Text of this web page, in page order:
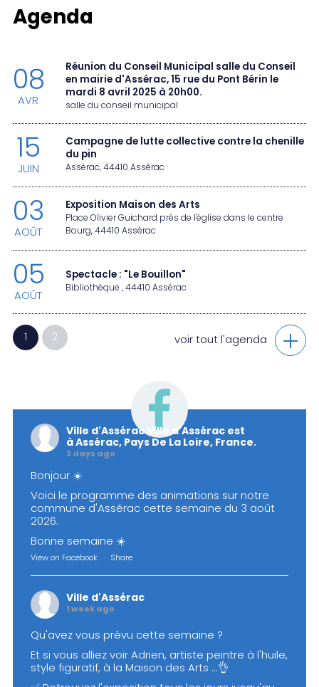
Agenda
08
AVR
Réunion du Conseil Municipal salle du Conseil
en mairie d'Assérac, 15 rue du Pont Bérin le
mardi 8 avril 2025 à 20h00.
salle du conseil municipal
15
JUIN
Campagne de lutte collective contre la chenille
du pin
Assérac, 44410 Assérac
03
AOÛT
Exposition Maison des Arts
Place Olivier Guichard près de l'église dans le centre
Bourg, 44410 Assérac
05
AOÛT
Spectacle : "Le Bouillon"
Bibliothèque , 44410 Assérac
1 2 voir tout l'agenda
Ville d'AsséracVille d'Assérac est
à Assérac, Pays De La Loire, France.
3 days ago
Bonjour ☀️
Voici le programme des animations sur notre
commune d'Assérac cette semaine du 3 août
2026.
Bonne semaine ☀️
View on Facebook · Share
Ville d'Assérac
1 week ago
Qu'avez vous prévu cette semaine ?
Et si vous alliez voir Adrien, artiste peintre à l'huile,
style figuratif, à la Maison des Arts ...👌